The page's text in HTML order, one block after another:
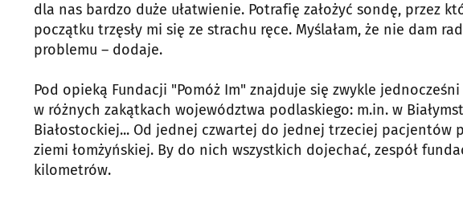
dla nas bardzo duże ułatwienie. Potrafię założyć sondę, przez
początku trzęsły mi się ze strachu ręce. Myślałam, że nie dam
problemu – dodaje.
Pod opieką Fundacji "Pomóż Im" znajduje się zwykle
w różnych zakątkach województwa podlaskiego: m.in. w
Białostockiej... Od jednej czwartej do jednej trzeciej pacjentów
ziemi łomżyńskiej. By do nich wszystkich dojechać, zespół
kilometrów.